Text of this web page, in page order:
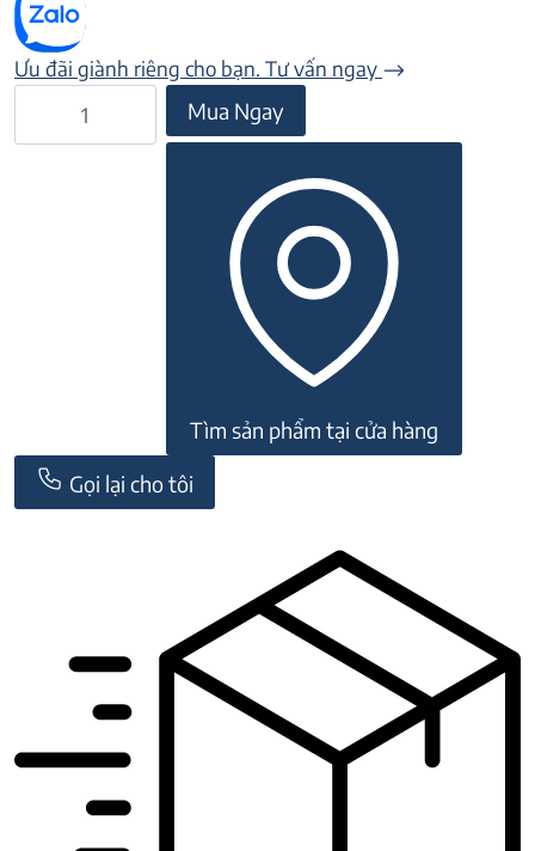
Ưu đãi giành riêng cho bạn. Tư vấn ngay
Mua Ngay
Tìm sản phẩm tại cửa hàng
Gọi lại cho tôi